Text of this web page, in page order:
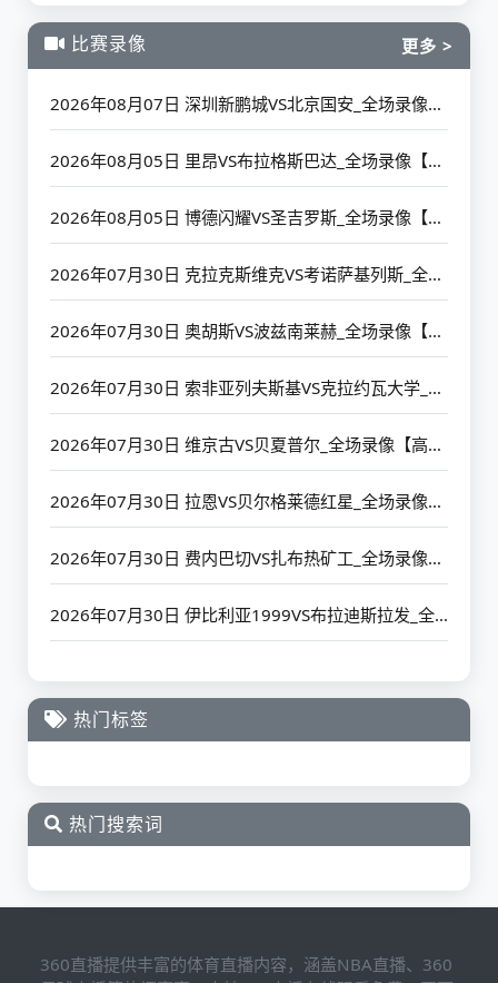
比赛录像 更多 >
2026年08月07日 深圳新鹏城VS北京国安_全场录像【高清回放】
2026年08月05日 里昂VS布拉格斯巴达_全场录像【高清回放】
2026年08月05日 博德闪耀VS圣吉罗斯_全场录像【高清回放】
2026年07月30日 克拉克斯维克VS考诺萨基列斯_全场录像【高清回放】
2026年07月30日 奥胡斯VS波兹南莱赫_全场录像【高清回放】
2026年07月30日 索非亚列夫斯基VS克拉约瓦大学_全场录像【高清回放】
2026年07月30日 维京古VS贝夏普尔_全场录像【高清回放】
2026年07月30日 拉恩VS贝尔格莱德红星_全场录像【高清回放】
2026年07月30日 费内巴切VS扎布热矿工_全场录像【高清回放】
2026年07月30日 伊比利亚1999VS布拉迪斯拉发_全场录像【高清回放】
热门标签
热门搜索词
360直播提供丰富的体育直播内容，涵盖NBA直播、360